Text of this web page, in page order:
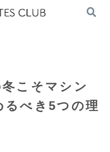
冬こそマシン
るべき5つの理